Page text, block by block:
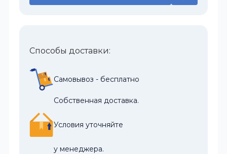
Способы доставки:
Самовывоз - бесплатно
Собственная доставка.
Условия уточняйте
у менеджера.